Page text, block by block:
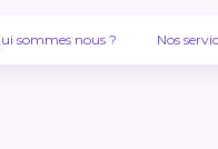
sommes nous ? Nos